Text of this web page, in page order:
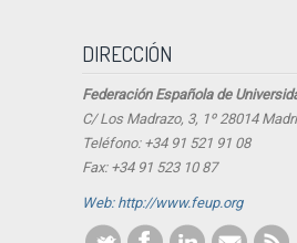
DIRECCIÓN
Federación Española de
C/ Los Madrazo, 3, 1º 28014
Teléfono: +34 91 521 91 08
Fax: +34 91 523 10 87
Web: http://www.feup.org